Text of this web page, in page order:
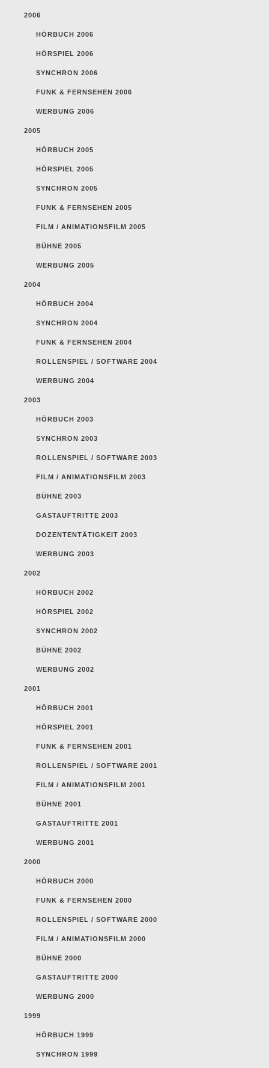
2006
HÖRBUCH 2006
HÖRSPIEL 2006
SYNCHRON 2006
FUNK & FERNSEHEN 2006
WERBUNG 2006
2005
HÖRBUCH 2005
HÖRSPIEL 2005
SYNCHRON 2005
FUNK & FERNSEHEN 2005
FILM / ANIMATIONSFILM 2005
BÜHNE 2005
WERBUNG 2005
2004
HÖRBUCH 2004
SYNCHRON 2004
FUNK & FERNSEHEN 2004
ROLLENSPIEL / SOFTWARE 2004
WERBUNG 2004
2003
HÖRBUCH 2003
SYNCHRON 2003
ROLLENSPIEL / SOFTWARE 2003
FILM / ANIMATIONSFILM 2003
BÜHNE 2003
GASTAUFTRITTE 2003
DOZENTENTÄTIGKEIT 2003
WERBUNG 2003
2002
HÖRBUCH 2002
HÖRSPIEL 2002
SYNCHRON 2002
BÜHNE 2002
WERBUNG 2002
2001
HÖRBUCH 2001
HÖRSPIEL 2001
FUNK & FERNSEHEN 2001
ROLLENSPIEL / SOFTWARE 2001
FILM / ANIMATIONSFILM 2001
BÜHNE 2001
GASTAUFTRITTE 2001
WERBUNG 2001
2000
HÖRBUCH 2000
FUNK & FERNSEHEN 2000
ROLLENSPIEL / SOFTWARE 2000
FILM / ANIMATIONSFILM 2000
BÜHNE 2000
GASTAUFTRITTE 2000
WERBUNG 2000
1999
HÖRBUCH 1999
SYNCHRON 1999